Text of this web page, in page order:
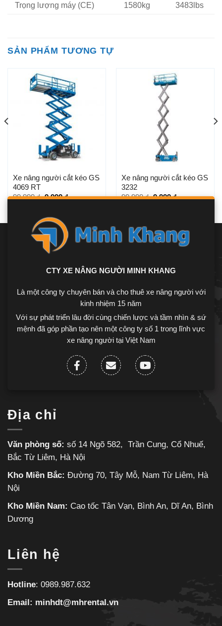
Trọng lượng máy (CE) 1580kg 3483lbs
SẢN PHẨM TƯƠNG TỰ
Xe nâng người cắt kéo GS
4069 RT
99.999₫ 9.999₫
Xe nâng người cắt kéo GS
3232
99.999₫ 9.999₫
CTY XE NÂNG NGƯỜI MINH KHANG
Là một công ty chuyên bán và cho thuê xe nâng người với
kinh nhiệm 15 năm
Với sự phát triển lâu đời cùng chiến lược và tầm nhìn & sứ
mệnh đã góp phần tạo nên một công ty số 1 trong lĩnh vực
xe nâng người tại Việt Nam
Địa chỉ
Văn phòng số: số 14 Ngõ 582, Trần Cung, Cổ Nhuế,
Bắc Từ Liêm, Hà Nội
Kho Miền Bắc: Đường 70, Tây Mỗ, Nam Từ Liêm, Hà
Nội
Kho Miền Nam: Cao tốc Tân Vạn, Bình An, Dĩ An, Bình
Dương
Liên hệ
Hotline: 0989.987.632
Email: minhdt@mhrental.vn